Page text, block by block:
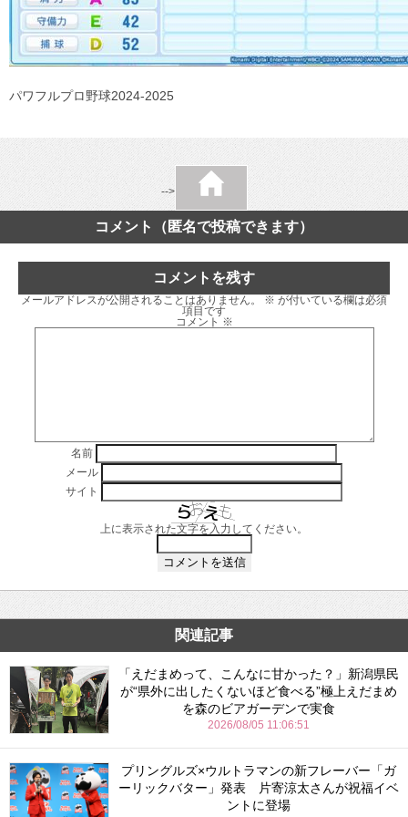
パワフルプロ野球2024-2025
-->
コメント（匿名で投稿できます）
コメントを残す
メールアドレスが公開されることはありません。 ※ が付いている欄は必須
項目です
コメント ※
名前
メール
サイト
上に表示された文字を入力してください。
関連記事
「えだまめって、こんなに甘かった？」新潟県民
が“県外に出したくないほど食べる”極上えだまめ
を森のビアガーデンで実食
2026/08/05 11:06:51
プリングルズ×ウルトラマンの新フレーバー「ガ
ーリックバター」発表 片寄涼太さんが祝福イベ
ントに登場